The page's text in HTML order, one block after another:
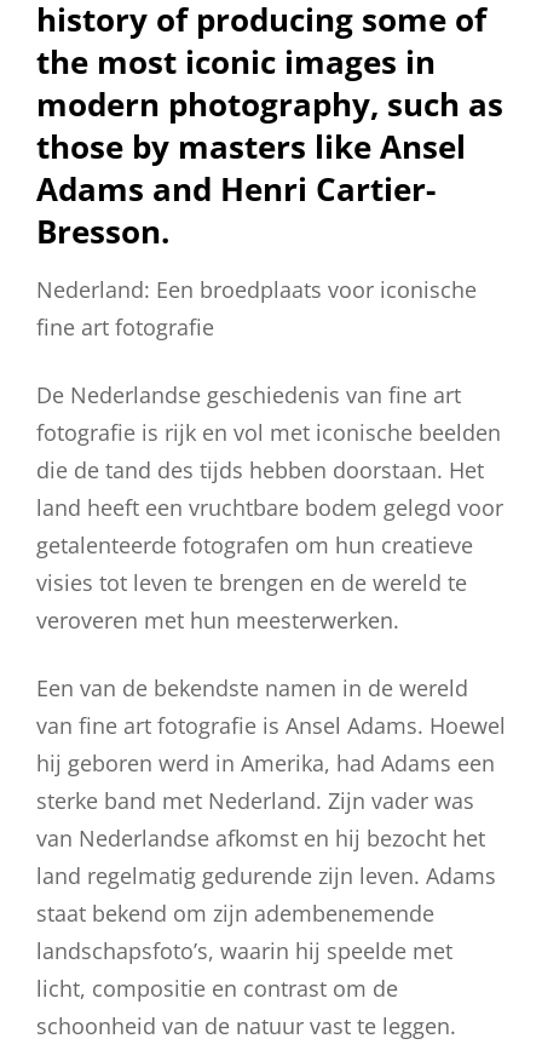
history of producing some of
the most iconic images in
modern photography, such as
those by masters like Ansel
Adams and Henri Cartier-
Bresson.
Nederland: Een broedplaats voor iconische
fine art fotografie
De Nederlandse geschiedenis van fine art
fotografie is rijk en vol met iconische beelden
die de tand des tijds hebben doorstaan. Het
land heeft een vruchtbare bodem gelegd voor
getalenteerde fotografen om hun creatieve
visies tot leven te brengen en de wereld te
veroveren met hun meesterwerken.
Een van de bekendste namen in de wereld
van fine art fotografie is Ansel Adams. Hoewel
hij geboren werd in Amerika, had Adams een
sterke band met Nederland. Zijn vader was
van Nederlandse afkomst en hij bezocht het
land regelmatig gedurende zijn leven. Adams
staat bekend om zijn adembenemende
landschapsfoto’s, waarin hij speelde met
licht, compositie en contrast om de
schoonheid van de natuur vast te leggen.